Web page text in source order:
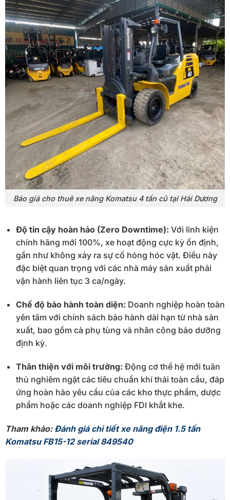
Báo giá cho thuê xe nâng Komatsu 4 tấn cũ tại Hải Dương
Độ tin cậy hoàn hảo (Zero Downtime): Với linh kiện
chính hãng mới 100%, xe hoạt động cực kỳ ổn định,
gần như không xảy ra sự cố hỏng hóc vặt. Điều này
đặc biệt quan trọng với các nhà máy sản xuất phải
vận hành liên tục 3 ca/ngày.
Chế độ bảo hành toàn diện: Doanh nghiệp hoàn toàn
yên tâm với chính sách bảo hành dài hạn từ nhà sản
xuất, bao gồm cả phụ tùng và nhân công bảo dưỡng
định kỳ.
Thân thiện với môi trường: Động cơ thế hệ mới tuân
thủ nghiêm ngặt các tiêu chuẩn khí thải toàn cầu, đáp
ứng hoàn hảo yêu cầu của các kho thực phẩm, dược
phẩm hoặc các doanh nghiệp FDI khắt khe.
Tham khảo: Đánh giá chi tiết xe nâng điện 1.5 tấn
Komatsu FB15-12 serial 849540